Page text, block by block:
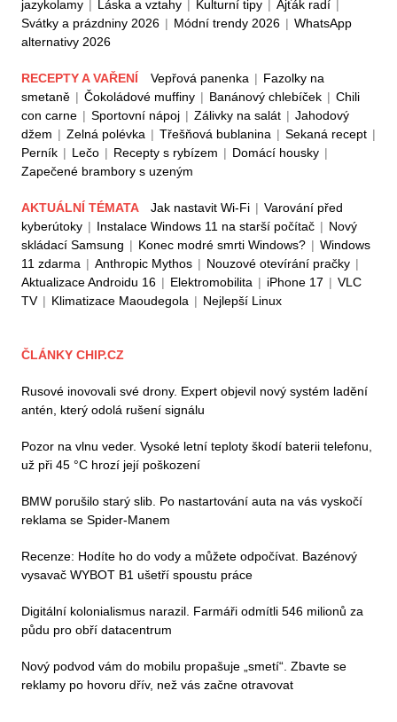
jazykolamy | Láska a vztahy | Kulturní tipy | Ajťák radí |
Svátky a prázdniny 2026 | Módní trendy 2026 | WhatsApp
alternativy 2026
RECEPTY A VAŘENÍ Vepřová panenka | Fazolky na
smetaně | Čokoládové muffiny | Banánový chlebíček | Chili
con carne | Sportovní nápoj | Zálivky na salát | Jahodový
džem | Zelná polévka | Třešňová bublanina | Sekaná recept |
Perník | Lečo | Recepty s rybízem | Domácí housky |
Zapečené brambory s uzeným
AKTUÁLNÍ TÉMATA Jak nastavit Wi-Fi | Varování před
kyberútoky | Instalace Windows 11 na starší počítač | Nový
skládací Samsung | Konec modré smrti Windows? | Windows
11 zdarma | Anthropic Mythos | Nouzové otevírání pračky |
Aktualizace Androidu 16 | Elektromobilita | iPhone 17 | VLC
TV | Klimatizace Maoudegola | Nejlepší Linux
ČLÁNKY CHIP.CZ
Rusové inovovali své drony. Expert objevil nový systém ladění
antén, který odolá rušení signálu
Pozor na vlnu veder. Vysoké letní teploty škodí baterii telefonu,
už při 45 °C hrozí její poškození
BMW porušilo starý slib. Po nastartování auta na vás vyskočí
reklama se Spider-Manem
Recenze: Hodíte ho do vody a můžete odpočívat. Bazénový
vysavač WYBOT B1 ušetří spoustu práce
Digitální kolonialismus narazil. Farmáři odmítli 546 milionů za
půdu pro obří datacentrum
Nový podvod vám do mobilu propašuje „smetí“. Zbavte se
reklamy po hovoru dřív, než vás začne otravovat